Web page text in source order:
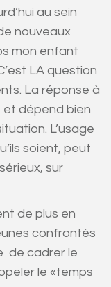
au sein
nouveaux
mon enfant
LA question
La réponse à
et dépend bien
L’usage
soient, peut
sur
de plus en
confrontés
de cadrer le
le «temps